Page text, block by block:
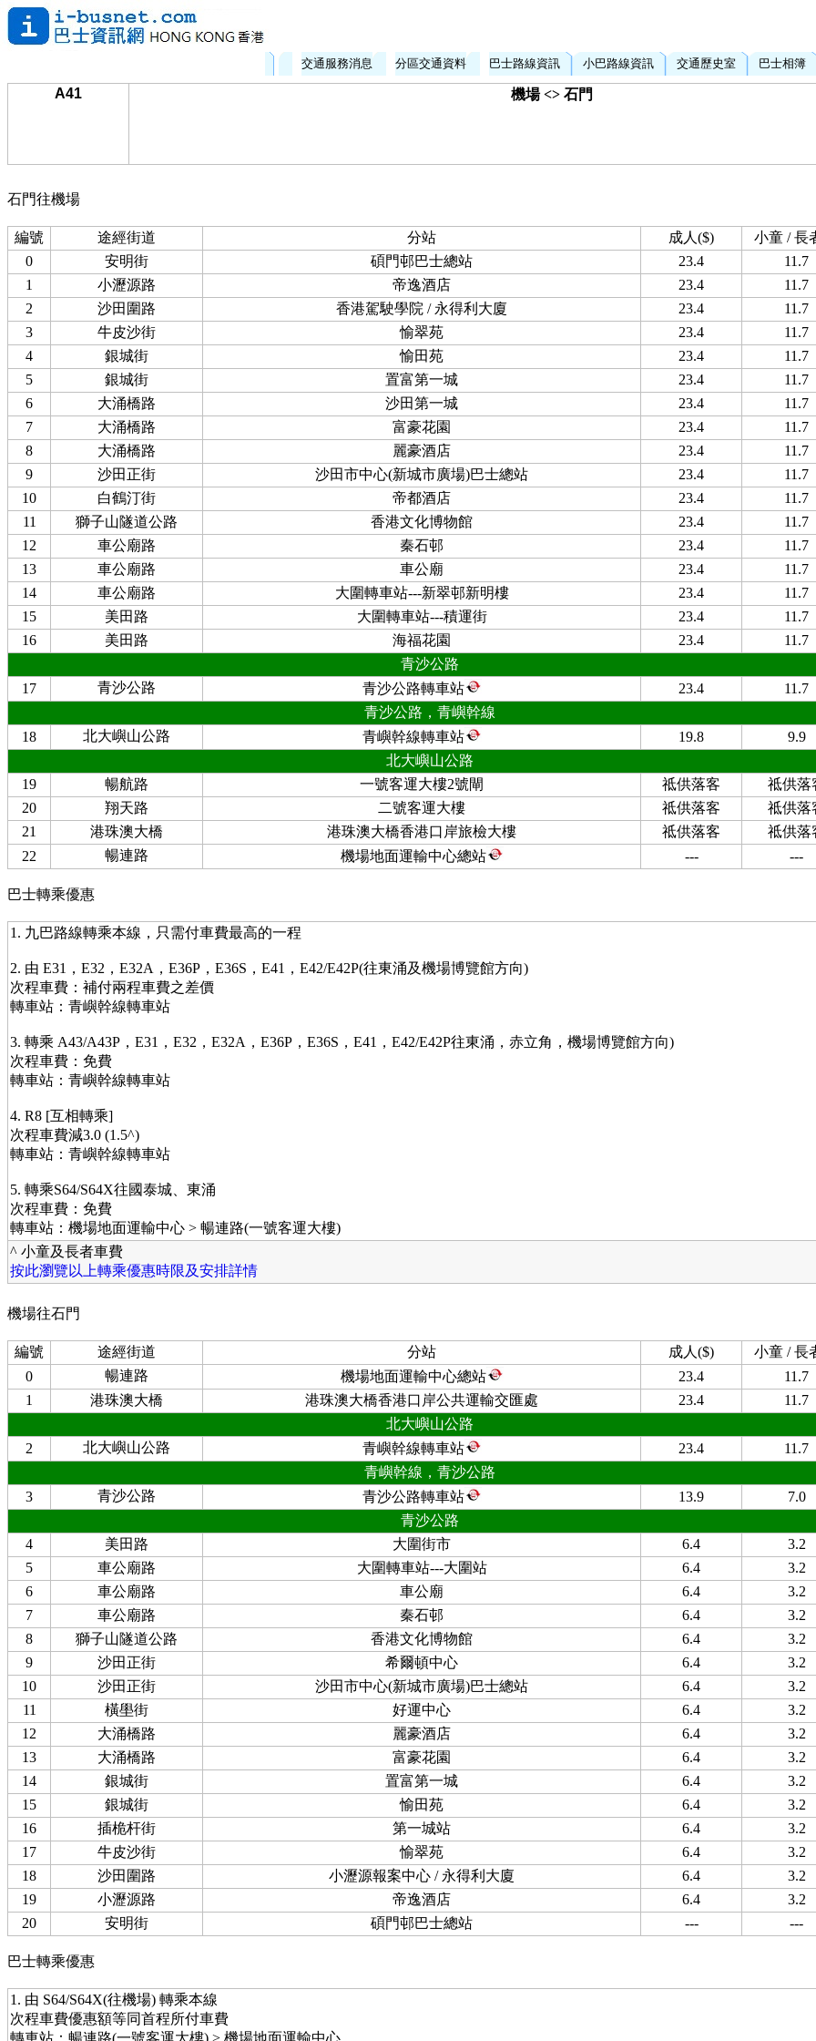
交通服務消息 分區交通資料 巴士路線資訊 小巴路線資訊 交通歷史室 巴士相簿
A41 機場 <> 石門
石門往機場
編號 途經街道 分站 成人($)
小童 / 長
0
安明街 碩門邨巴士總站 23.4
11.7
1
小瀝源路 帝逸酒店 23.4
11.7
2
沙田圍路 香港駕駛學院 / 永得利大廈 23.4
11.7
3
牛皮沙街 愉翠苑 23.4
11.7
4
銀城街 愉田苑 23.4
11.7
5
銀城街 置富第一城 23.4
11.7
6
大涌橋路 沙田第一城 23.4
11.7
7
大涌橋路 富豪花園 23.4
11.7
8
大涌橋路 麗豪酒店 23.4
11.7
9
沙田正街 沙田市中心(新城市廣場)巴士總站 23.4
11.7
10
白鶴汀街 帝都酒店 23.4
11.7
11
獅子山隧道公路 香港文化博物館 23.4
11.7
12
車公廟路 秦石邨 23.4
11.7
13
車公廟路 車公廟 23.4
11.7
14
車公廟路 大圍轉車站---新翠邨新明樓 23.4
11.7
15
美田路 大圍轉車站---積運街 23.4
11.7
16
美田路 海福花園 23.4
11.7
青沙公路
17
青沙公路 青沙公路轉車站 23.4
11.7
青沙公路，青嶼幹線
18
北大嶼山公路 青嶼幹線轉車站 19.8
9.9
北大嶼山公路
19
暢航路 一號客運大樓2號閘 祗供落客
祗供落
20
翔天路 二號客運大樓 祗供落客
祗供落
21
港珠澳大橋 港珠澳大橋香港口岸旅檢大樓 祗供落客
祗供落
22
暢連路 機場地面運輸中心總站 --- ---
巴士轉乘優惠
1. 九巴路線轉乘本線，只需付車費最高的一程
2. 由 E31，E32，E32A，E36P，E36S，E41，E42/E42P(往東涌及機場博覽館方向)
次程車費：補付兩程車費之差價
轉車站：青嶼幹線轉車站
3. 轉乘 A43/A43P，E31，E32，E32A，E36P，E36S，E41，E42/E42P往東涌，赤立角，機場博覽館方向)
次程車費：免費
轉車站：青嶼幹線轉車站
4. R8 [互相轉乘]
次程車費減3.0 (1.5^)
轉車站：青嶼幹線轉車站
5. 轉乘S64/S64X往國泰城、東涌
次程車費：免費
轉車站：機場地面運輸中心 > 暢連路(一號客運大樓)
^ 小童及長者車費
按此瀏覽以上轉乘優惠時限及安排詳情
機場往石門
編號 途經街道 分站 成人($)
小童 / 長
0
暢連路 機場地面運輸中心總站 23.4
11.7
1
港珠澳大橋 港珠澳大橋香港口岸公共運輸交匯處 23.4
11.7
北大嶼山公路
2
北大嶼山公路 青嶼幹線轉車站 23.4
11.7
青嶼幹線，青沙公路
3
青沙公路 青沙公路轉車站 13.9
7.0
青沙公路
4
美田路 大圍街市 6.4
3.2
5
車公廟路 大圍轉車站---大圍站 6.4
3.2
6
車公廟路 車公廟 6.4
3.2
7
車公廟路 秦石邨 6.4
3.2
8
獅子山隧道公路 香港文化博物館 6.4
3.2
9
沙田正街 希爾頓中心 6.4
3.2
10
沙田正街 沙田市中心(新城市廣場)巴士總站 6.4
3.2
11
橫壆街 好運中心 6.4
3.2
12
大涌橋路 麗豪酒店 6.4
3.2
13
大涌橋路 富豪花園 6.4
3.2
14
銀城街 置富第一城 6.4
3.2
15
銀城街 愉田苑 6.4
3.2
16
插桅杆街 第一城站 6.4
3.2
17
牛皮沙街 愉翠苑 6.4
3.2
18
沙田圍路 小瀝源報案中心 / 永得利大廈 6.4
3.2
19
小瀝源路 帝逸酒店 6.4
3.2
20
安明街 碩門邨巴士總站 --- ---
巴士轉乘優惠
1. 由 S64/S64X(往機場) 轉乘本線
次程車費優惠額等同首程所付車費
轉車站：暢連路(一號客運大樓) > 機場地面運輸中心